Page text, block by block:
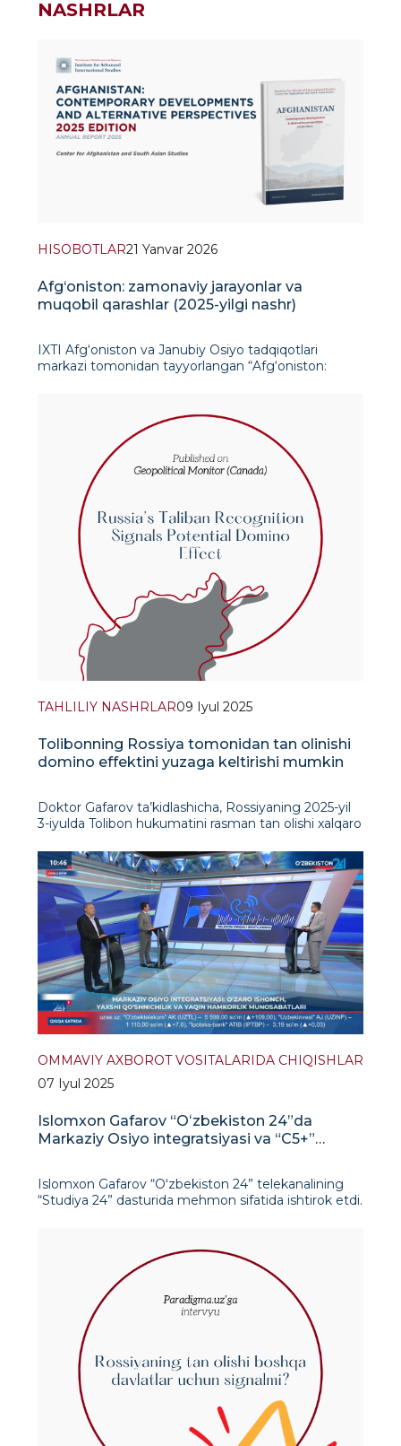
NASHRLAR
HISOBOTLAR21 Yanvar 2026
Afg‘oniston: zamonaviy jarayonlar va
muqobil qarashlar (2025-yilgi nashr)
IXTI Afg‘oniston va Janubiy Osiyo tadqiqotlari
markazi tomonidan tayyorlangan “Afg‘oniston:
kuzatilayotgan jarayonlar hamda ularn
TAHLILIY NASHRLAR09 Iyul 2025
Tolibonning Rossiya tomonidan tan olinishi
domino effektini yuzaga keltirishi mumkin
Doktor Gafarov ta’kidlashicha, Rossiyaning 2025-yil
3-iyulda Tolibon hukumatini rasman tan olishi xalqaro
muhim burilish nuqtasi bo‘ldi. Tolibon hokimiyatining
birinchi davri (1996-2001
OMMAVIY AXBOROT VOSITALARIDA CHIQISHLAR
07 Iyul 2025
Islomxon Gafarov “Oʻzbekiston 24”da
Markaziy Osiyo integratsiyasi va “C5+”
Islomxon Gafarov “Oʻzbekiston 24” telekanalining
“Studiya 24” dasturida mehmon sifatida ishtirok etdi.